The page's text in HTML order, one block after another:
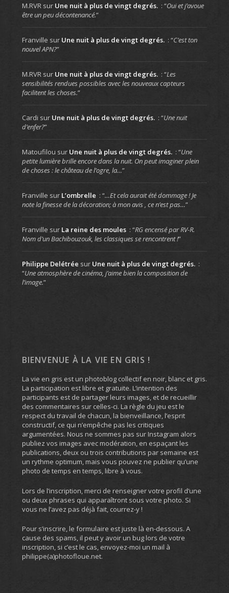
M.RVRsur Une nuit à plus de vingt degrés. : “Oui et j’avoue
être un peu décontenancé.”
Franville sur Une nuit à plus de vingt degrés. : “C’est ton
nouvel APN?”
M.RVRsur Une nuit à plus de vingt degrés. : “Les
sensibilités rendues possibles avec les nouveaux capteurs
facilitent les choses.”
Cardi sur Une nuit à plus de vingt degrés. : “Une nuit
d’enfer?”
Matoufilou sur Une nuit à plus de vingt degrés. : “Une
petite lumière brille encore dans la nuit. On peut imaginer plein
de choses : le château de l’ogre, la…”
Franville sur L’ombrelle : “…Et cela aurait été dommage ! Je
note la finesse de la décoration; à mon avis , ce n’est pas…”
Franville sur La reine des moules : “RG encensé par RV-R.
Nom d’un Bachibouzouk, les classiques se rencontrent !”
Philippe Delétrée sur Une nuit à plus de vingt degrés. :
“Une atmosphère de cinéma, j’aime bien la composition de
l’image.”
BIENVENUE À LA VIE EN GRIS !
La vie en gris est un photoblog collectif en noir, blanc et gris.
La participation est libre et gratuite. L’intention des
participants est de partager leurs images, et de recueillir
des commentaires sur celles-ci. La règle du jeu est le
respect du travail de chacun, la bienveillance, l’esprit
constructif, ce qui n’empêche pas les critiques
argumentées. Nous ne sommes pas sur Instagram alors
publiez vos images avec modération, en espaçant les
publications, deux ou trois contributions par semaine est
un rythme optimum, mais vous pouvez ne publier qu’une
photo de temps en temps, libre à vous.
Lors de l’inscription, merci de renseigner votre profil d’une
ou deux phrases qui apparaîtront sous votre photo. Si
vous ne l’avez pas déjà fait, courrez-y !
Pour s’inscrire, le formulaire est juste là en-dessous. A
cause des spams, il peut y avoir un bug lors de votre
inscription, si c’est le cas, envoyez-moi un mail à
philippe(a)photofloue.net.